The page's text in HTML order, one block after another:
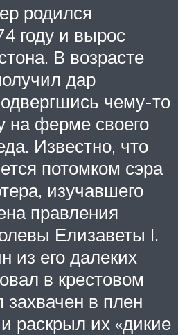
родился
году и вырос
В возрасте
дар
чему-то
на ферме своего
Известно, что
потомком сэра
изучавшего
правления
Елизаветы I.
из его далеких
в крестовом
захвачен в плен
раскрыл их «дикие